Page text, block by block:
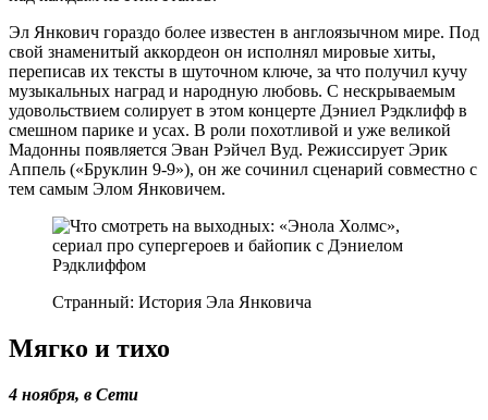
Эл Янкович гораздо более известен в англоязычном мире. Под
свой знаменитый аккордеон он исполнял мировые хиты,
переписав их тексты в шуточном ключе, за что получил кучу
музыкальных наград и народную любовь. С нескрываемым
удовольствием солирует в этом концерте Дэниел Рэдклифф в
смешном парике и усах. В роли похотливой и уже великой
Мадонны появляется Эван Рэйчел Вуд. Режиссирует Эрик
Аппель («Бруклин 9-9»), он же сочинил сценарий совместно с
тем самым Элом Янковичем.
Странный: История Эла Янковича
Мягко и тихо
4 ноября, в Сети